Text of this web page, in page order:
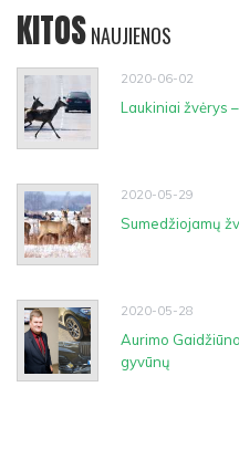
KITOSNAUJIENOS
2020-06-02
Laukiniai žvėrys
2020-05-29
Sumedžiojamų
2020-05-28
Aurimo
gyvūnų